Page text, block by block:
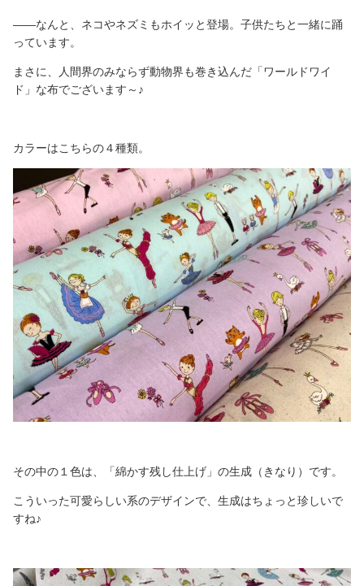
――なんと、ネコやネズミもホイッと登場。子供たちと一緒に踊
っています。
まさに、人間界のみならず動物界も巻き込んだ「ワールドワイ
ド」な布でございます～♪
カラーはこちらの４種類。
その中の１色は、「綿かす残し仕上げ」の生成（きなり）です。
こういった可愛らしい系のデザインで、生成はちょっと珍しいで
すね♪